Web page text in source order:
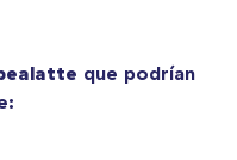
que podrían